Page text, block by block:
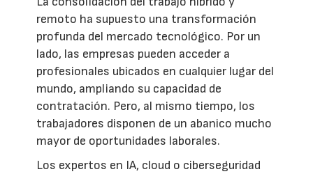
remoto ha supuesto una transformación
profunda del mercado tecnológico. Por un
lado, las empresas pueden acceder a
profesionales ubicados en cualquier lugar del
mundo, ampliando su capacidad de
contratación. Pero, al mismo tiempo, los
trabajadores disponen de un abanico mucho
mayor de oportunidades laborales.
Los expertos en IA, cloud o ciberseguridad